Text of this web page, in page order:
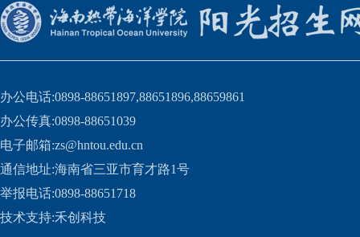
办公电话:0898-88651897,88651896,88659861
办公传真:0898-88651039
电子邮箱:zs@hntou.edu.cn
通信地址:海南省三亚市育才路1号
举报电话:0898-88651718
技术支持:禾创科技